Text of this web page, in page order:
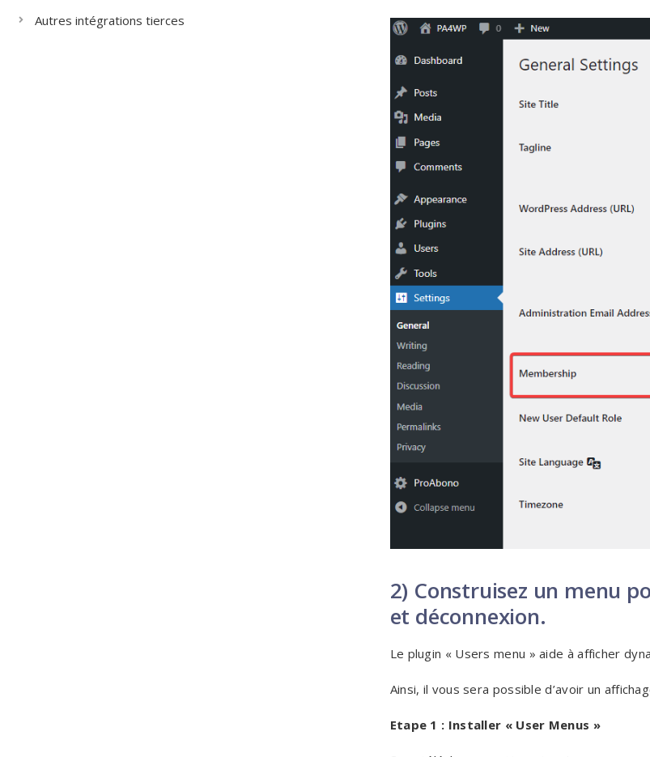
Autres intégrations tierces
2) Construisez un menu
et déconnexion.
Le plugin « Users menu » aide à afficher
Ainsi, il vous sera possible d’avoir un
Etape 1 : Installer « User Menus »